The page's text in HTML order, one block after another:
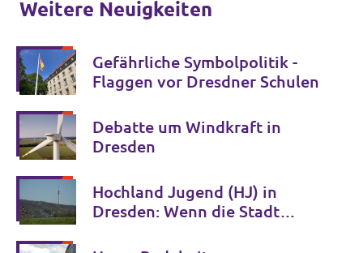
Weitere Neuigkeiten
Gefährliche Symbolpolitik -
Flaggen vor Dresdner Schulen
Debatte um Windkraft in
Dresden
Hochland Jugend (HJ) in
Dresden: Wenn die Stadt